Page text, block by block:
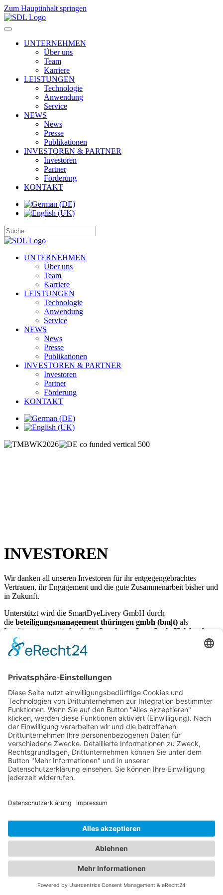
Zum Hauptinhalt springen
UNTERNEHMEN
Über uns
Team
Karriere
LEISTUNGEN
Technologie
Anwendung
Service
NEWS
News
Presse
Publikationen
INVESTOREN & PARTNER
Investoren
Partner
Förderung
KONTAKT
UNTERNEHMEN
Über uns
Team
Karriere
LEISTUNGEN
Technologie
Anwendung
Service
NEWS
News
Presse
Publikationen
INVESTOREN & PARTNER
Investoren
Partner
Förderung
KONTAKT
INVESTOREN
Wir danken all unseren Investoren für ihr entgegengebrachtes
Vertrauen, ihr Engagement und die gute Zusammenarbeit bisher und
in Zukunft.
Unterstützt wird die SmartDyeLivery GmbH durch
die beteiligungsmanagement thüringen gmbh (bm|t) als
Leadinvestor sowie durch dieSparkasse Jena-Saale-Holzland,
dieStiftung für Technologie, Innovation und Forschung
Thüringen (STIFT), dem
L.M. aus München und
drei weiteren Business Angels als Co-Investoren.
Die medizinische Nanotechnologie ist ein dynamischer und schnell
wachsender Markt. Wenn auch Sie am Wachstum teilhaben
möchten,kontaktierenSie uns bitte. Unser Team ist vorbereitet,
Ihnen unser Unternehmen, unsere zukünftigen Produkte und
Leistungen sowie die adressierbaren Märkte näher zu bringen.
zur Webseite
zur Webseite
zur Webseite
Impressum
Copyright © 2026 SmartDyeLivery
created byredcatDESIGNGROUP